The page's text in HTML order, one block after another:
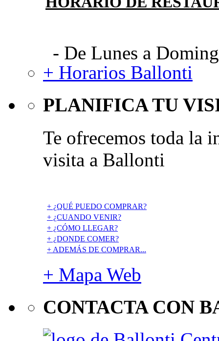
- De Lunes a
+ Horarios Ballonti
PLANIFICA TU
Te ofrecemos toda la
visita a Ballonti
+ ¿QUÉ PUEDO COMPRAR?
+ ¿CUANDO VENIR?
+ ¿CÓMO LLEGAR?
+ ¿DONDE COMER?
+ ADEMÁS DE COMPRAR...
+ Mapa Web
CONTACTA CON